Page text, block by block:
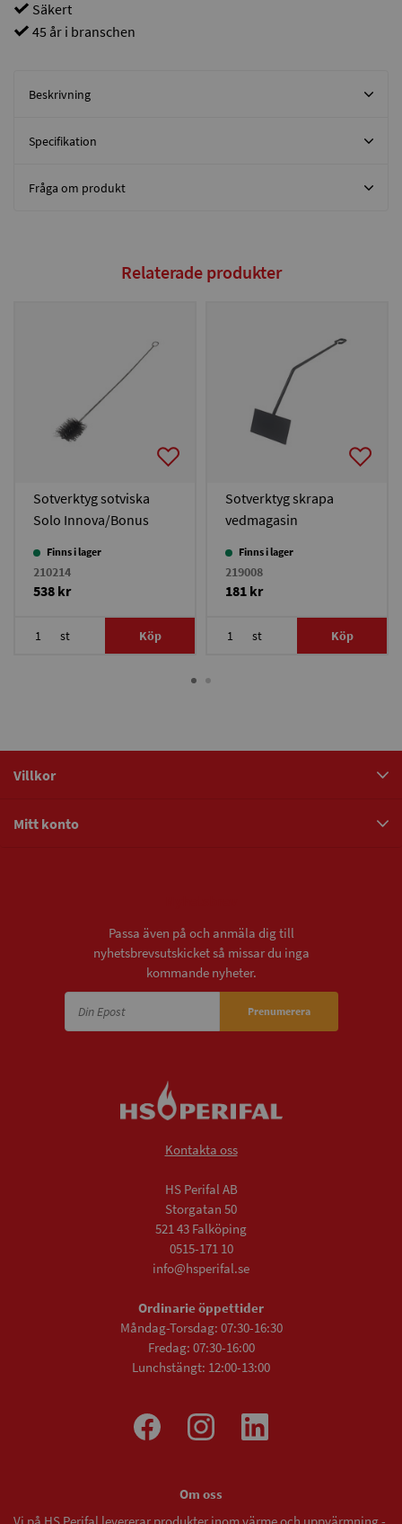
Säkert
45 år i branschen
Beskrivning
Specifikation
Fråga om produkt
Relaterade produkter
Sotverktyg sotviska
Solo Innova/Bonus
Light/Excellent/TPK
Finns i lager
210214
538 kr
st Köp
Sotverktyg skrapa
vedmagasin
Finns i lager
219008
181 kr
st Köp
Villkor
Mitt konto
Passa även på och anmäla dig till
nyhetsbrevsutskicket så missar du inga
kommande nyheter.
Prenumerera
Kontakta oss
HS Perifal AB
Storgatan 50
521 43 Falköping
0515-171 10
info@hsperifal.se
Ordinarie öppettider
Måndag-Torsdag: 07:30-16:30
Fredag: 07:30-16:00
Lunchstängt: 12:00-13:00
Om oss